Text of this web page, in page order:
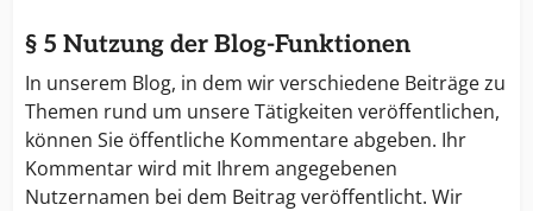
§ 5 Nutzung der Blog-Funktionen
In unserem Blog, in dem wir verschiedene Beiträge zu
Themen rund um unsere Tätigkeiten veröffentlichen,
können Sie öffentliche Kommentare abgeben. Ihr
Kommentar wird mit Ihrem angegebenen
Nutzernamen bei dem Beitrag veröffentlicht. Wir